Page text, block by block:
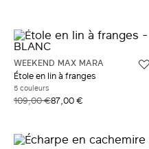
WEEKEND MAX MARA
Étole en lin à franges
5 couleurs
109,00 €87,00 €